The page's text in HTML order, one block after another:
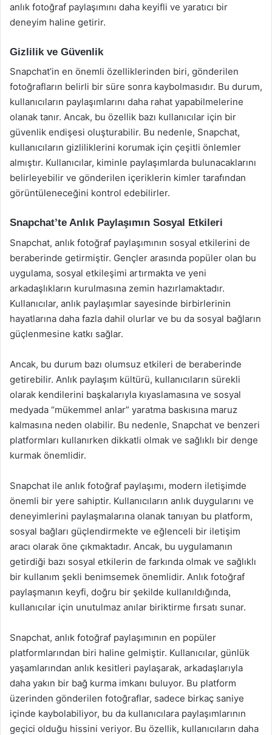
anlık fotoğraf paylaşımını daha keyifli ve yaratıcı bir
deneyim haline getirir.
Gizlilik ve Güvenlik
Snapchat’in en önemli özelliklerinden biri, gönderilen
fotoğrafların belirli bir süre sonra kaybolmasıdır. Bu durum,
kullanıcıların paylaşımlarını daha rahat yapabilmelerine
olanak tanır. Ancak, bu özellik bazı kullanıcılar için bir
güvenlik endişesi oluşturabilir. Bu nedenle, Snapchat,
kullanıcıların gizliliklerini korumak için çeşitli önlemler
almıştır. Kullanıcılar, kiminle paylaşımlarda bulunacaklarını
belirleyebilir ve gönderilen içeriklerin kimler tarafından
görüntüleneceğini kontrol edebilirler.
Snapchat’te Anlık Paylaşımın Sosyal Etkileri
Snapchat, anlık fotoğraf paylaşımının sosyal etkilerini de
beraberinde getirmiştir. Gençler arasında popüler olan bu
uygulama, sosyal etkileşimi artırmakta ve yeni
arkadaşlıkların kurulmasına zemin hazırlamaktadır.
Kullanıcılar, anlık paylaşımlar sayesinde birbirlerinin
hayatlarına daha fazla dahil olurlar ve bu da sosyal bağların
güçlenmesine katkı sağlar.
Ancak, bu durum bazı olumsuz etkileri de beraberinde
getirebilir. Anlık paylaşım kültürü, kullanıcıların sürekli
olarak kendilerini başkalarıyla kıyaslamasına ve sosyal
medyada “mükemmel anlar” yaratma baskısına maruz
kalmasına neden olabilir. Bu nedenle, Snapchat ve benzeri
platformları kullanırken dikkatli olmak ve sağlıklı bir denge
kurmak önemlidir.
Snapchat ile anlık fotoğraf paylaşımı, modern iletişimde
önemli bir yere sahiptir. Kullanıcıların anlık duygularını ve
deneyimlerini paylaşmalarına olanak tanıyan bu platform,
sosyal bağları güçlendirmekte ve eğlenceli bir iletişim
aracı olarak öne çıkmaktadır. Ancak, bu uygulamanın
getirdiği bazı sosyal etkilerin de farkında olmak ve sağlıklı
bir kullanım şekli benimsemek önemlidir. Anlık fotoğraf
paylaşmanın keyfi, doğru bir şekilde kullanıldığında,
kullanıcılar için unutulmaz anılar biriktirme fırsatı sunar.
Snapchat, anlık fotoğraf paylaşımının en popüler
platformlarından biri haline gelmiştir. Kullanıcılar, günlük
yaşamlarından anlık kesitleri paylaşarak, arkadaşlarıyla
daha yakın bir bağ kurma imkanı buluyor. Bu platform
üzerinden gönderilen fotoğraflar, sadece birkaç saniye
içinde kaybolabiliyor, bu da kullanıcılara paylaşımlarının
geçici olduğu hissini veriyor. Bu özellik, kullanıcıların daha